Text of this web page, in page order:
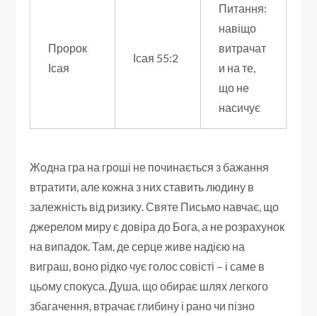
Пророк
Ісая
Ісая 55:2
Питання:
навіщо
витрачат
и на те,
що не
насичує
Жодна гра на гроші не починається з бажання
втратити, але кожна з них ставить людину в
залежність від ризику. Святе Письмо навчає, що
джерелом миру є довіра до Бога, а не розрахунок
на випадок. Там, де серце живе надією на
виграш, воно рідко чує голос совісті – і саме в
цьому спокуса. Душа, що обирає шлях легкого
збагачення, втрачає глибину і рано чи пізно